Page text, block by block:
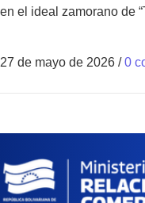
en el ideal zamorano de
27 de mayo de 2026 / 0